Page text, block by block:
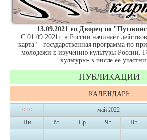
13.09.2021 во Дворец по
С 01.09.2021г. в России начинает
карта" - государственная программа по
молодежи к изучению культуры России.
культуры- в числе ее
ПУБЛИКАЦИИ
КАЛЕНДАРЬ
<<< май 2022
Пн
Вт Ср Чт Пт